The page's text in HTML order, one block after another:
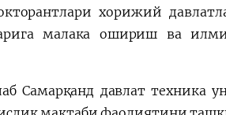
хорижий
малака ошириш ва
Самарқанд давлат техника